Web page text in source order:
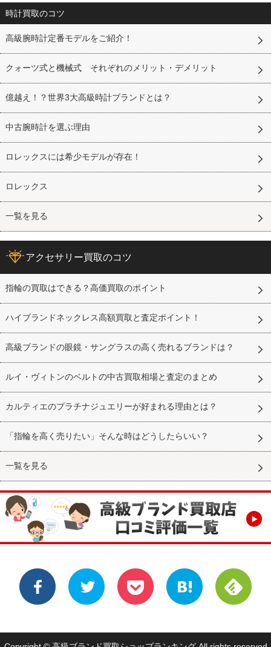
時計買取のコツ
高級腕時計定番モデルをご紹介！
クォーツ式と機械式 それぞれのメリット・デメリット
億越え！？世界3大高級時計ブランドとは？
中古腕時計を選ぶ理由
ロレックスには希少モデルが存在！
ロレックス
一覧を見る
アクセサリー買取のコツ
指輪の買取はできる？高価買取のポイント
ハイブランドネックレス高額買取と査定ポイント！
高級ブランドの眼鏡・サングラスの高く売れるブランドは？
ルイ・ヴィトンのベルトの中古買取相場と査定のまとめ
カルティエのプラチナジュエリーが好まれる理由とは？
「指輪を高く売りたい」そんな時はどうしたらいい？
一覧を見る